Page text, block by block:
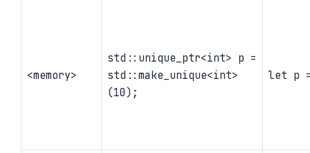
<memory>
std::unique_ptr<int> p =
std::make_unique<int>
(10);
let p